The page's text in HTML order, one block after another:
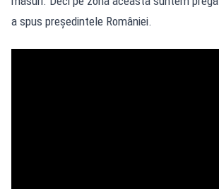
a spus președintele României.